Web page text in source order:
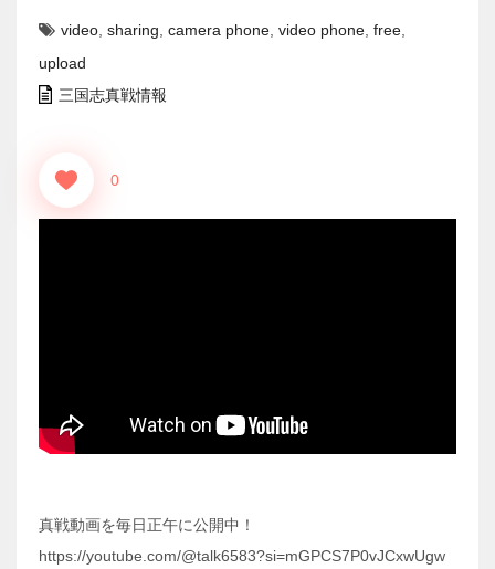
video sharing camera phone video phone free
upload
三国志真戦情報
0
真戦動画を毎日正午に公開中！
https://youtube.com/@talk6583?si=mGPCS7P0vJCxwUgw